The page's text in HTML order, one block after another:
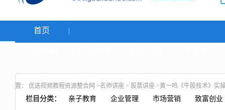
首页
置： 优选视频教程资源整合网 >名师讲座 > 股票讲座 >黄一鸣《牛股技术》实
栏目分类： 亲子教育 企业管理 市场营销 致富创业